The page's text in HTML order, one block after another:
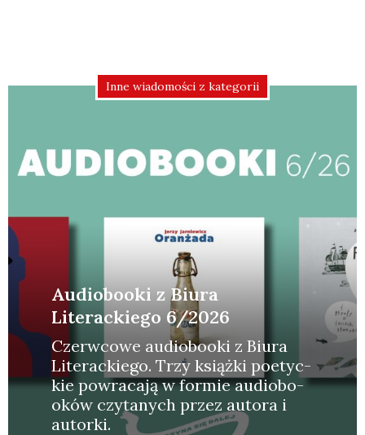
Inne wiadomości z kategorii
Audiobooki z Biura
Literackiego 6/2026
Czerw­co­we audio­bo­oki z Biu­ra
Lite­rac­kie­go. Trzy książ­ki poetyc­
kie powra­ca­ją w for­mie audio­bo­
oków czy­ta­nych przez auto­ra i
autor­ki.